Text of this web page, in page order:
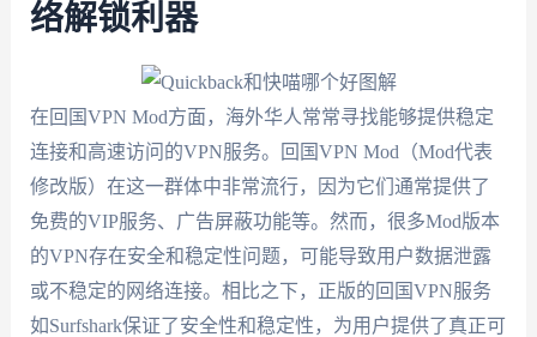
络解锁利器
在回国VPN Mod方面，海外华人常常寻找能够提供稳定
连接和高速访问的VPN服务。回国VPN Mod（Mod代表
修改版）在这一群体中非常流行，因为它们通常提供了
免费的VIP服务、广告屏蔽功能等。然而，很多Mod版本
的VPN存在安全和稳定性问题，可能导致用户数据泄露
或不稳定的网络连接。相比之下，正版的回国VPN服务
如Surfshark保证了安全性和稳定性，为用户提供了真正可